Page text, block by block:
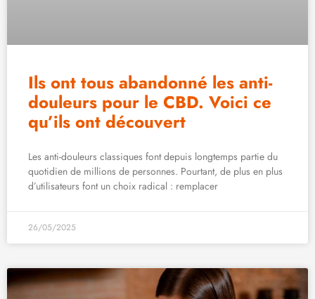
Ils ont tous abandonné les anti-
douleurs pour le CBD. Voici ce
qu’ils ont découvert
Les anti-douleurs classiques font depuis longtemps partie du
quotidien de millions de personnes. Pourtant, de plus en plus
d’utilisateurs font un choix radical : remplacer
26/05/2025